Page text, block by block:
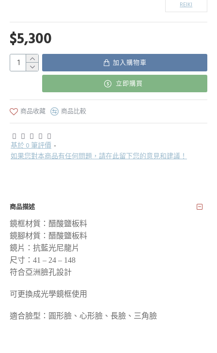
基於 0 筆評價 -
如果您對本商品有任何問題，請在此留下您的意見和建議！
$5,300
REIKI
加入購物車
立即購買
商品收藏 商品比較
商品描述
鏡框材質：醋酸鹽板料
鏡腳材質：醋酸鹽板料
鏡片：抗藍光尼龍片
尺寸：41 – 24 – 148
符合亞洲臉孔設計
可更換成光學鏡框使用
適合臉型：圓形臉、心形臉、長臉、三角臉